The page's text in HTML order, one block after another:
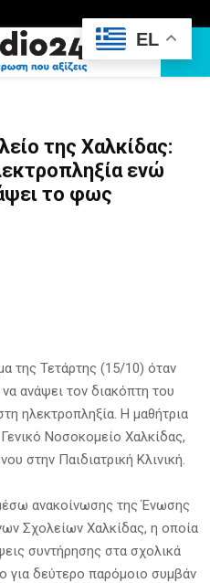
της Χαλκίδας:
ενώ
το φως
της Τετάρτης (15/10) όταν
ανάψει τον διακόπτη του
ηλεκτροπληξία. Η μαθήτρια
Νοσοκομείο Χαλκίδας,
στην Παιδιατρική Κλινική.
ανακοίνωσης της Ένωσης
Σχολείων Χαλκίδας, η οποία
συντήρησης στα σχολικά
για δεύτερο παρόμοιο συμβάν
EL